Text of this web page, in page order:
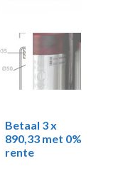
Betaal 3 x
890,33 met 0%
rente